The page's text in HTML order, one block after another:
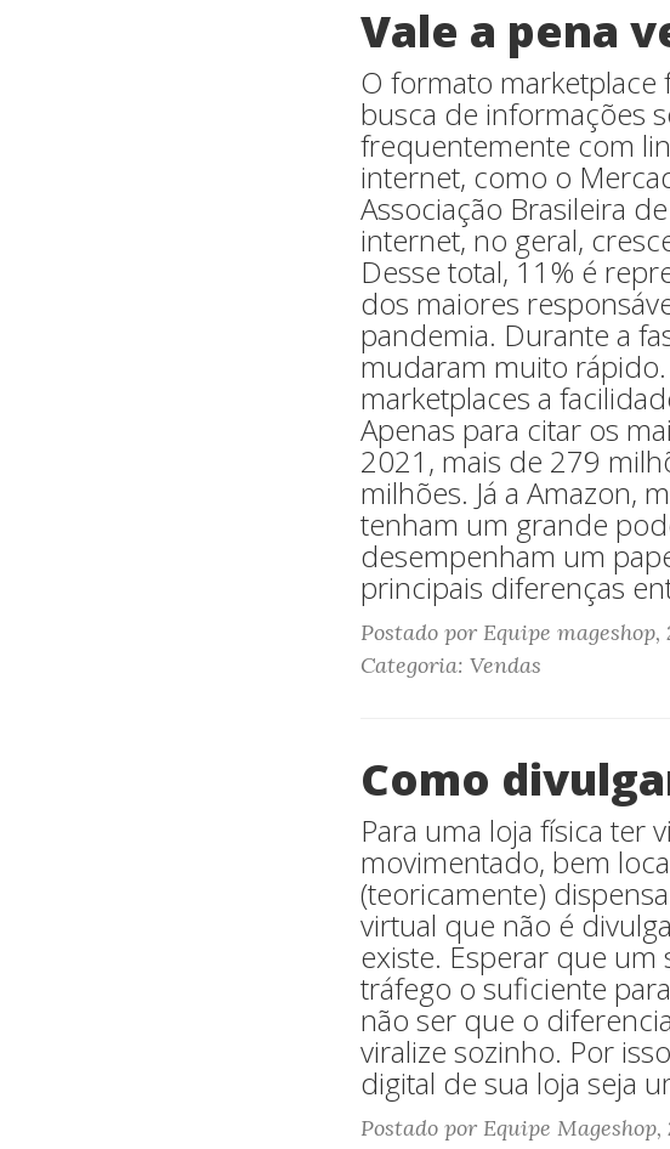
Vale a pena
O formato marketplace
busca de informações
frequentemente com
internet, como o
Associação Brasileira
internet, no geral,
Desse total, 11% é
dos maiores
pandemia. Durante a
mudaram muito
marketplaces a
Apenas para citar os
2021, mais de 279
milhões. Já a Amazon,
tenham um grande
desempenham um
principais diferenças
Postado por Equipe
Categoria: Vendas
Como
Para uma loja física ter
movimentado, bem
(teoricamente)
virtual que não é
existe. Esperar que
tráfego o suficiente
não ser que o
viralize sozinho. Por
digital de sua loja seja
Postado por Equipe